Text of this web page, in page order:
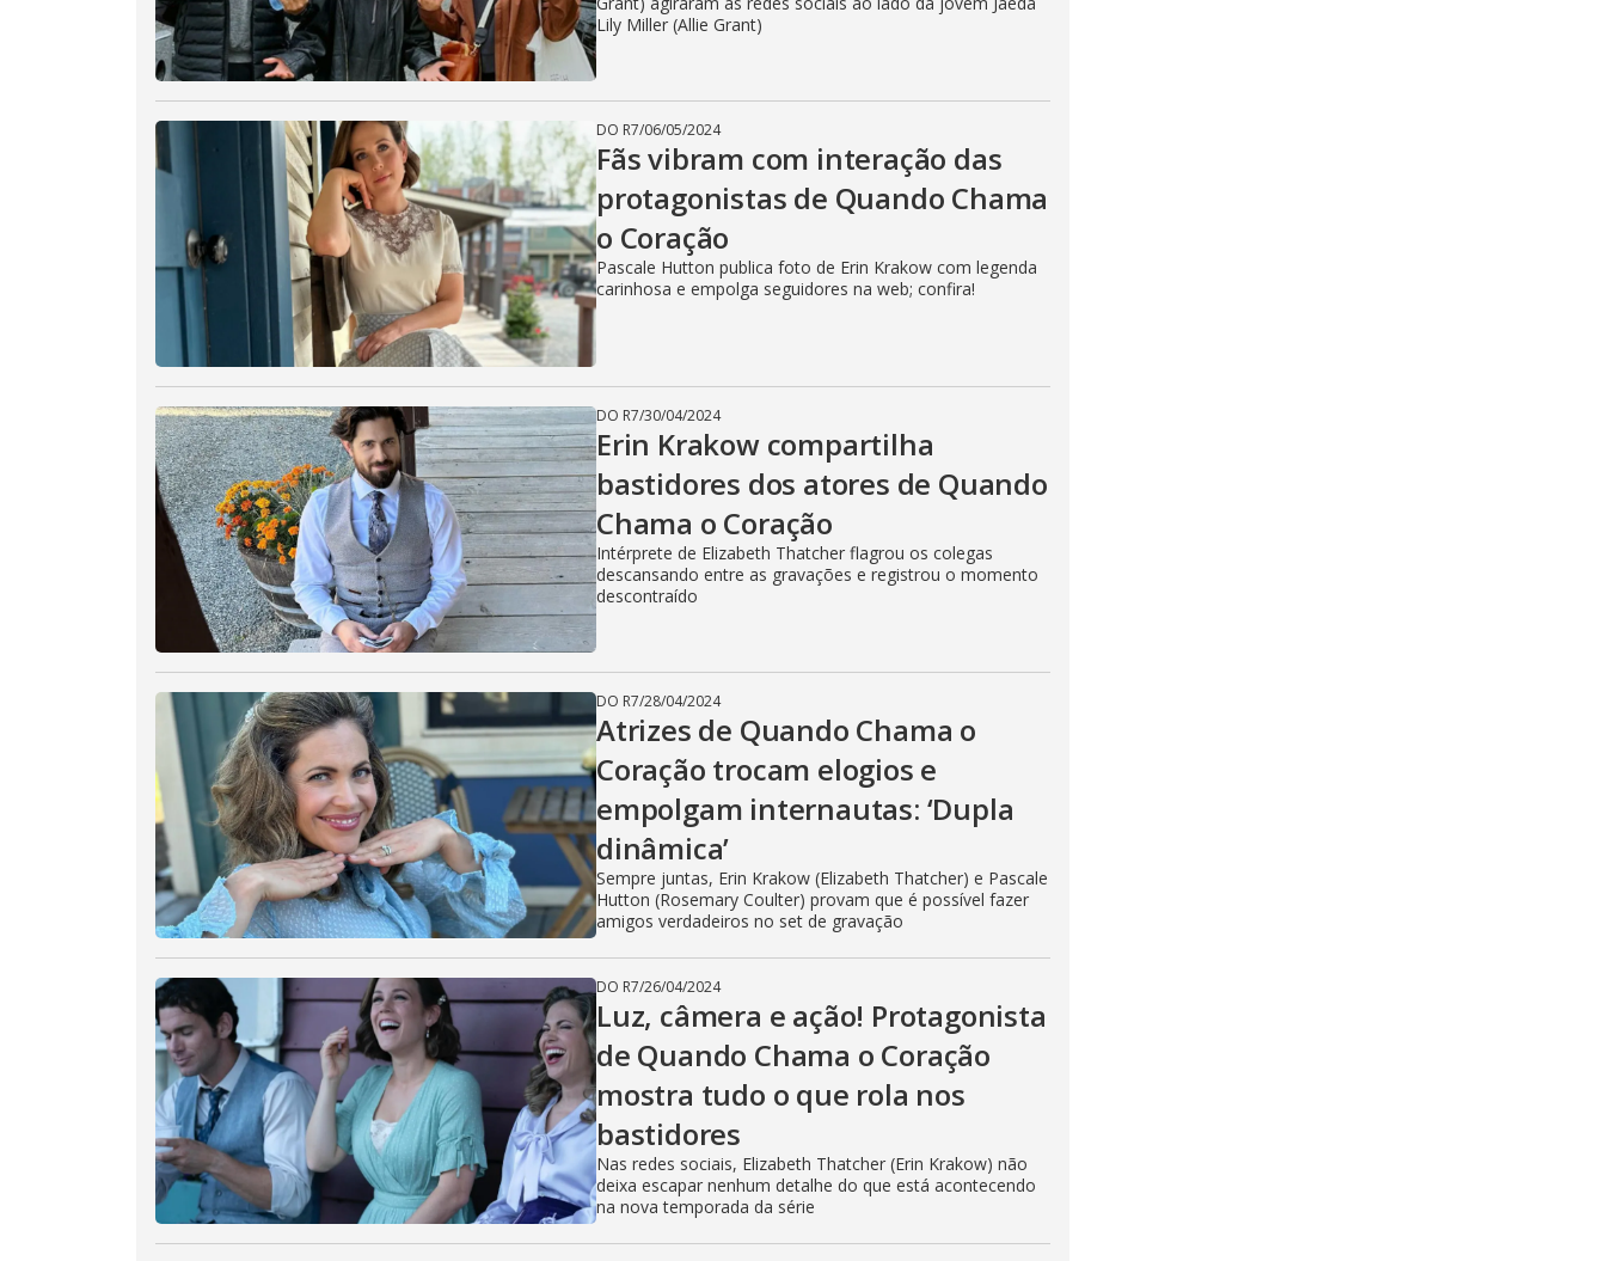
i
d
e
o
Lily Miller (Allie Grant)
DO R7/06/05/2024
Fãs vibram com interação das
protagonistas de Quando Chama
o Coração
Pascale Hutton publica foto de Erin Krakow com legenda
carinhosa e empolga seguidores na web; confira!
DO R7/30/04/2024
Erin Krakow compartilha
bastidores dos atores de Quando
Chama o Coração
Intérprete de Elizabeth Thatcher flagrou os colegas
descansando entre as gravações e registrou o momento
descontraído
DO R7/28/04/2024
Atrizes de Quando Chama o
Coração trocam elogios e
empolgam internautas: ‘Dupla
dinâmica’
Sempre juntas, Erin Krakow (Elizabeth Thatcher) e Pascale
Hutton (Rosemary Coulter) provam que é possível fazer
amigos verdadeiros no set de gravação
DO R7/26/04/2024
Luz, câmera e ação! Protagonista
de Quando Chama o Coração
mostra tudo o que rola nos
bastidores
Nas redes sociais, Elizabeth Thatcher (Erin Krakow) não
deixa escapar nenhum detalhe do que está acontecendo
na nova temporada da série